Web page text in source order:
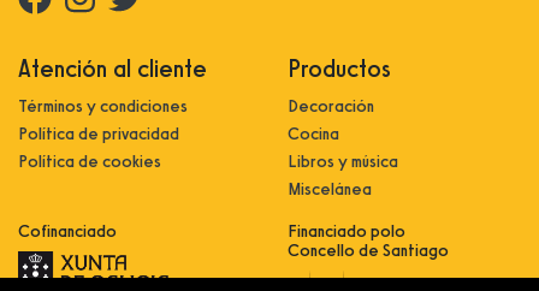
Atención al cliente
Términos y condiciones
Política de privacidad
Política de cookies
Productos
Decoración
Cocina
Libros y música
Miscelánea
Cofinanciado
Financiado polo
Concello de Santiago